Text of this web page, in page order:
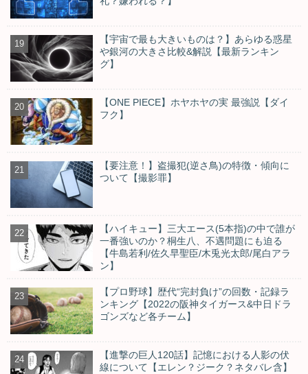
【宇宙で最も大きいものは？】あらゆる惑星
や銀河の大きさ比較&解説【最新ランキン
グ】
【ONE PIECE】ホヤホヤの実 最強説【ダイ
フク】
【要注意！】盗撮犯(逆さ鳥)の特徴・傾向に
ついて【撮影罪】
【ハイキュー】三大エース(5本指)の中で誰が
一番強いのか？桐生八、不遇問題にも迫る
【牛島若利/佐久早聖臣/木兎光太郎/尾白アラ
ン】
【プロ野球】歴代“完封負け”の回数・記録ラ
ンキング【2022の阪神タイガース&中日ドラ
ゴンズなど各チーム】
【進撃の巨人120話】記憶における人影の伏
線について【エレン？ジーク？ネタバレ含】